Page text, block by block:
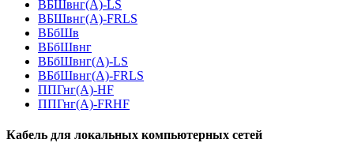
ВБШвнг(A)-LS
ВБШвнг(A)-FRLS
ВБбШв
ВБбШвнг
ВБбШвнг(A)-LS
ВБбШвнг(A)-FRLS
ППГнг(А)-HF
ППГнг(А)-FRHF
Кабель для локальных компьютерных сетей